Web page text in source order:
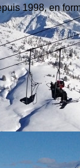
1998, en